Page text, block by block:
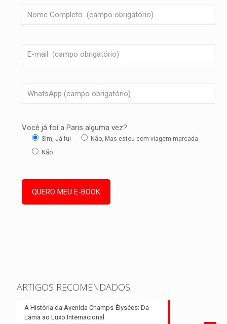
Você já foi a Paris alguma vez?
Sim, Já fui
Não, Mas estou com viagem marcada
Não
ARTIGOS RECOMENDADOS
A História da Avenida Champs-Élysées: Da
Lama ao Luxo Internacional